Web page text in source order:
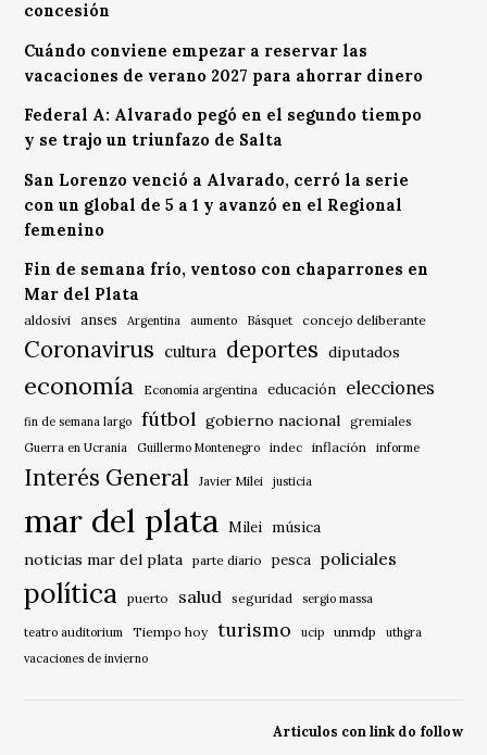
concesión
Cuándo conviene empezar a reservar las
vacaciones de verano 2027 para ahorrar dinero
Federal A: Alvarado pegó en el segundo tiempo
y se trajo un triunfazo de Salta
San Lorenzo venció a Alvarado, cerró la serie
con un global de 5 a 1 y avanzó en el Regional
femenino
Fin de semana frío, ventoso con chaparrones en
Mar del Plata
aldosivi anses Argentina aumento Básquet concejo deliberante
Coronavirus cultura deportes diputados
economía Economía argentina educación elecciones
fin de semana largo fútbol gobierno nacional gremiales
Guerra en Ucrania Guillermo Montenegro indec inflación informe
Interés General Javier Milei justicia
mar del plata Milei música
noticias mar del plata
parte diario pesca policiales
política puerto salud seguridad sergio massa
teatro auditorium Tiempo hoy turismo ucip unmdp
uthgra
vacaciones de invierno
Articulos con link do follow